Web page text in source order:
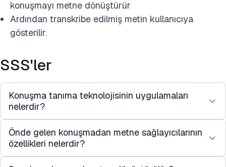
konuşmayı metne dönüştürür
Ardından transkribe edilmiş metin kullanıcıya
gösterilir.
SSS'ler
Konuşma tanıma teknolojisinin uygulamaları
nelerdir?
Ses transkripsiyonuve video kayıtları şu
alanlarda kullanılabilir:
Önde gelen konuşmadan metne sağlayıcılarının
özellikleri nelerdir?